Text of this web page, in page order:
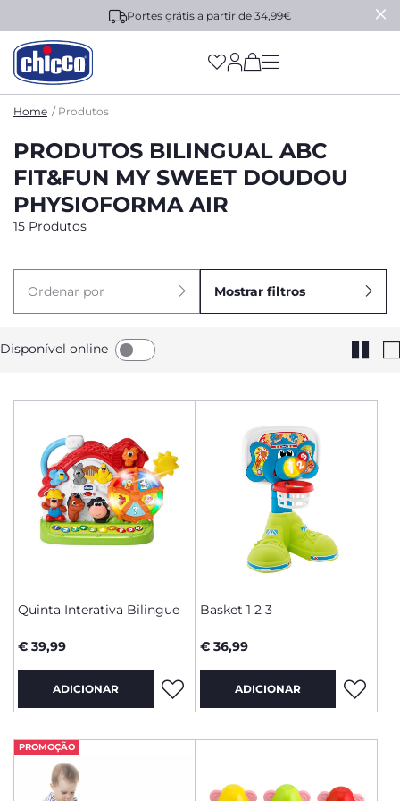
Portes grátis a partir de 34,99€
(has more options
Home Produtos
PRODUTOS BILINGUAL ABC
FIT&FUN MY SWEET DOUDOU
PHYSIOFORMA AIR
15 Produtos
Ordenar por Mostrar filtros
Disponível online
Quinta Interativa Bilingue
€ 39,99
ADICIONAR
Basket 1 2 3
€ 36,99
ADICIONAR
PROMOÇÃO